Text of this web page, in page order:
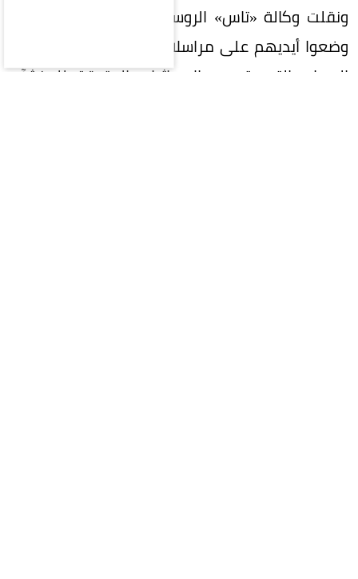
ونقلت وكالة «تاس» الروسية عن المخترقين بأنهم
وضعوا أيديهم على مراسلات ووثائق تكشف بوضوح
الجهات التي قدمت الإحداثيات الدقيقة للمنشآت